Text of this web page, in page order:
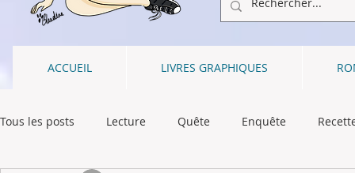
ACCUEIL LIVRES GRAPHIQUES
Tous les posts Lecture Quête Enquête